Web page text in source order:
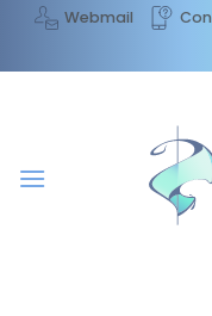
content
Webmail